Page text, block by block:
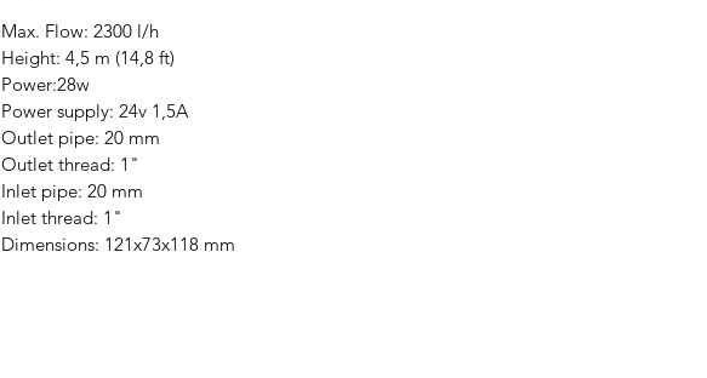
Max. Flow: 2300 l/h
Height: 4,5 m (14,8 ft)
Power:28w
Power supply: 24v 1,5A
Outlet pipe: 20 mm
Outlet thread: 1"
Inlet pipe: 20 mm
Inlet thread: 1"
Dimensions: 121x73x118 mm